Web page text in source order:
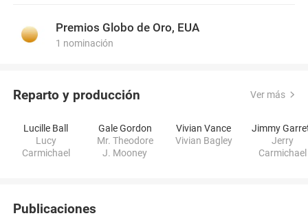
Premios Globo de Oro, EUA
1 nominación
Reparto y producción Ver más
Lucille Ball
Lucy
Carmichael
Gale Gordon
Mr. Theodore
J. Mooney
Vivian Vance
Vivian Bagley
Jimmy
Jerry
Carmichael
Publicaciones